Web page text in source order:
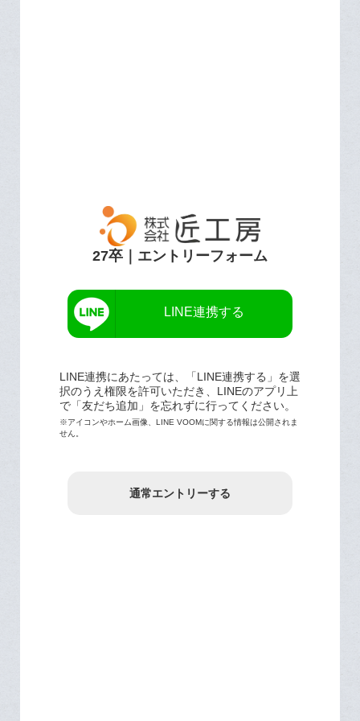
27卒｜エントリーフォーム
LINE連携する
LINE連携にあたっては、「LINE連携する」を選
択のうえ権限を許可いただき、LINEのアプリ上
で「友だち追加」を忘れずに行ってください。
※アイコンやホーム画像、LINE VOOMに関する情報は公開されま
せん。
通常エントリーする